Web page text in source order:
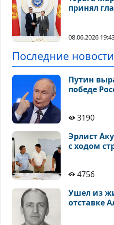
принял
08.06.2026
Последние новости
Путин
победе
3190
Эрлист
с ходом
4756
Ушел из
отставке